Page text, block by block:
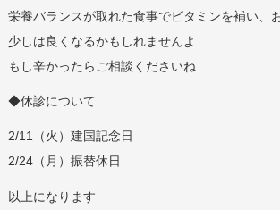
栄養バランスが取れた食事でビタミンを補い、
少しは良くなるかもしれませんよ
もし辛かったらご相談くださいね
◆休診について
2/11（火）建国記念日
2/24（月）振替休日
以上になります